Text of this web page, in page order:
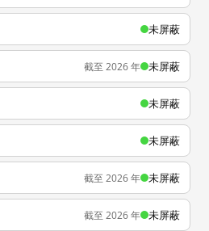
未屏蔽
截至 2026 年 未屏蔽
未屏蔽
未屏蔽
截至 2026 年 未屏蔽
截至 2026 年 未屏蔽